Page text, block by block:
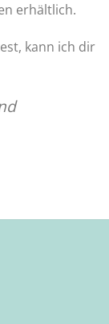
erhältlich.
kann ich dir